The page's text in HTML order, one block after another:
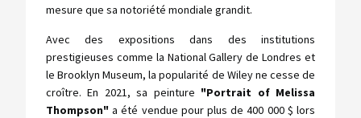
mesure que sa notoriété mondiale grandit.
Avec des expositions dans des institutions
prestigieuses comme la National Gallery de Londres et
le Brooklyn Museum, la popularité de Wiley ne cesse de
croître. En 2021, sa peinture "Portrait of Melissa
Thompson" a été vendue pour plus de 400 000 $ lors